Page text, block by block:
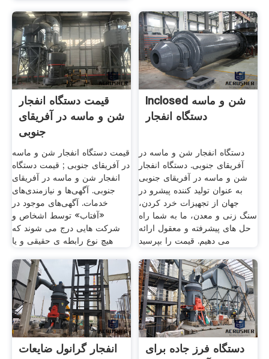
قیمت دستگاه انفجار
شن و ماسه در آفریقای
جنوبی
قیمت دستگاه انفجار شن و ماسه
در آفریقای جنوبی ; قیمت دستگاه
انفجار شن و ماسه در آفریقای
جنوبی. آگهی‌ها و نیازمندی‌های
خدمات. آگهی‌های موجود در
«آفتاب» توسط اشخاص و
شرکت هایی درج می شوند که
هیچ نوع رابطه ی حقیقی و یا
Inclosed شن و ماسه
دستگاه انفجار
دستگاه انفجار شن و ماسه در
آفریقای جنوبی. دستگاه انفجار
شن و ماسه در آفریقای جنوبی
به عنوان تولید کننده پیشرو در
جهان از تجهیزات خرد کردن،
سنگ زنی و معدن، ما به شما راه
حل های پیشرفته و معقول ارائه
می دهیم. قیمت را بپرسید
انفجار گرانول ضایعات
دستگاه فرز جاده برای